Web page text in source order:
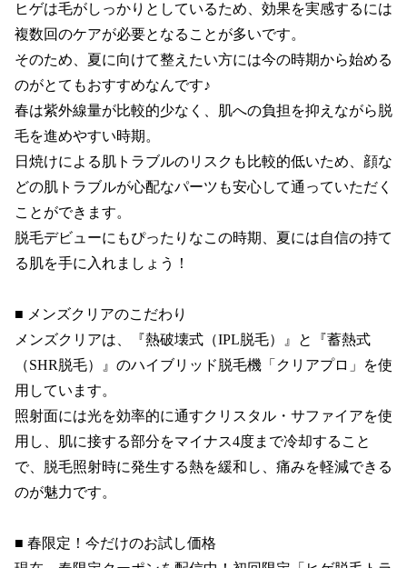
ヒゲは毛がしっかりとしているため、効果を実感するには
複数回のケアが必要となることが多いです。
そのため、夏に向けて整えたい方には今の時期から始める
のがとてもおすすめなんです♪
春は紫外線量が比較的少なく、肌への負担を抑えながら脱
毛を進めやすい時期。
日焼けによる肌トラブルのリスクも比較的低いため、顔な
どの肌トラブルが心配なパーツも安心して通っていただく
ことができます。
脱毛デビューにもぴったりなこの時期、夏には自信の持て
る肌を手に入れましょう！
■ メンズクリアのこだわり
メンズクリアは、『熱破壊式（IPL脱毛）』と『蓄熱式
（SHR脱毛）』のハイブリッド脱毛機「クリアプロ」を使
用しています。
照射面には光を効率的に通すクリスタル・サファイアを使
用し、肌に接する部分をマイナス4度まで冷却すること
で、脱毛照射時に発生する熱を緩和し、痛みを軽減できる
のが魅力です。
■ 春限定！今だけのお試し価格